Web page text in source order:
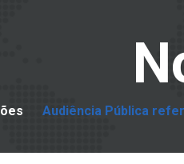
Audiência Pública